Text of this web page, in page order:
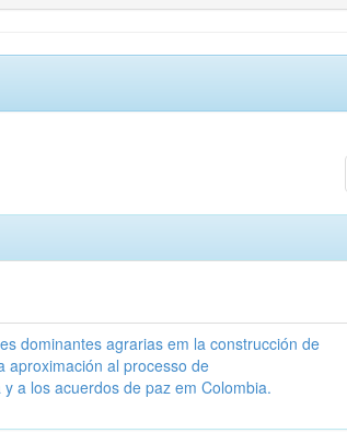
dominantes agrarias em la construcción de
aproximación al processo de
a los acuerdos de paz em Colombia.